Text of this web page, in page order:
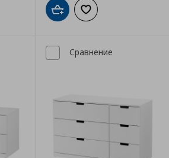
Добави в кошницата
Добави към
Сравнение